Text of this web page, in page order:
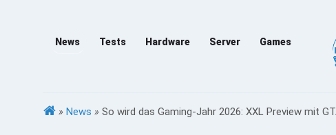
News Tests Hardware Server Games
» News » So wird das Gaming-Jahr 2026: XXL Preview mit